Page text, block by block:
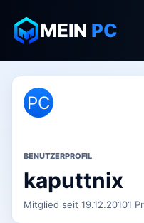
MEIN PC
PC
BENUTZERPROFIL
kaputtnix
Mitglied seit 19.12.20101